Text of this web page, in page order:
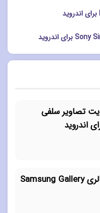
تصاویر سلفی
دانلود برنامه گالری Samsung Gallery